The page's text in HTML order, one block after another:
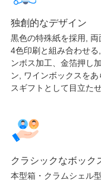
独創的なデザイン
黒色の特殊紙を採用, 両
4色印刷と組み合わせ
ンボス加工、金箔押し
ン, ワインボックスを
スギフトとして目立たせ
クラシックなボック
本型箱・クラムシェル